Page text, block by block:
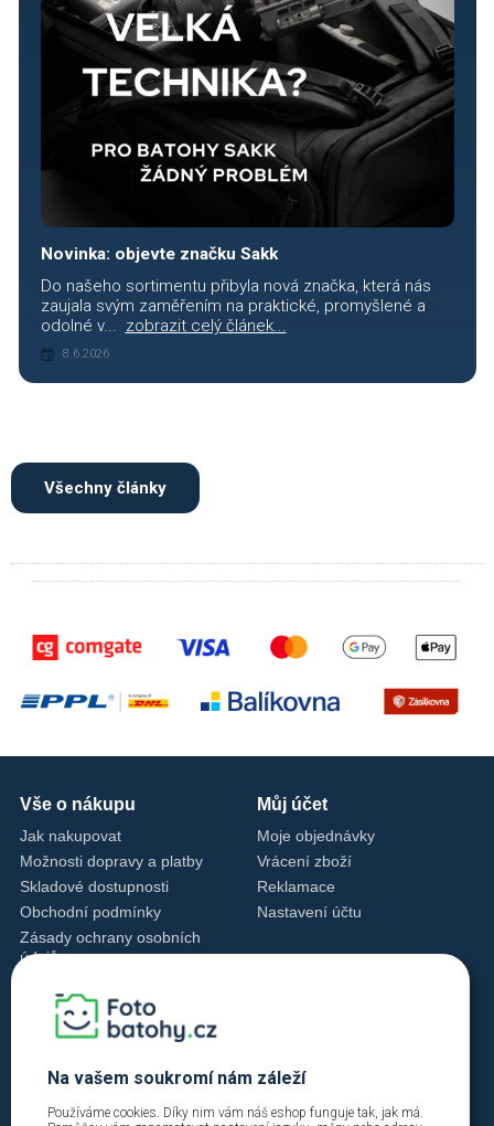
Novinka: objevte značku Sakk
Do našeho sortimentu přibyla nová značka, která nás
zaujala svým zaměřením na praktické, promyšlené a
odolné v... zobrazit celý článek...
8.6.2026
Všechny články
Vše o nákupu
Jak nakupovat
Možnosti dopravy a platby
Skladové dostupnosti
Obchodní podmínky
Zásady ochrany osobních
údajů
Zásady cookies
Můj účet
Moje objednávky
Vrácení zboží
Reklamace
Nastavení účtu
Kontakty
+420 720 762 432
Po - Pá 9:00 - 18:00
Na vašem soukromí nám záleží
Používáme cookies. Díky nim vám náš eshop funguje tak, jak má.